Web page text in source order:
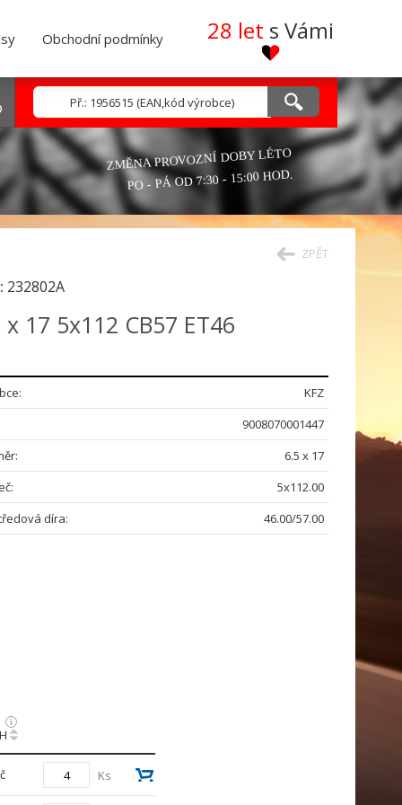
Obchodní podmínky 28 let s Vámi
ZMĚNA PROVOZNÍ DOBY LÉTO
PO - PÁ OD 7:30 - 15:00 HOD.
ZPĚT
232802A
17 5x112 CB57 ET46
KFZ
9008070001447
6.5 x 17
5x112.00
díra:
46.00/57.00
Ks